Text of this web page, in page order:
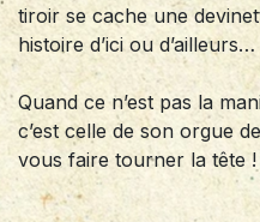
tiroir se cache une
histoire d’ici ou
Quand ce n’est pas la
c’est celle de son orgue
vous faire tourner la tête !